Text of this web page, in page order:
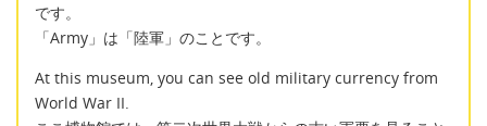
です。
「Army」は「陸軍」のことです。
At this museum, you can see old military currency from
World War II.